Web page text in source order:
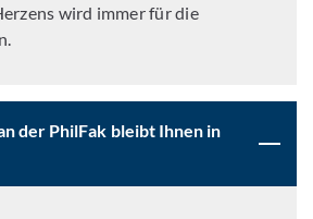
wird immer für die
der PhilFak bleibt Ihnen in